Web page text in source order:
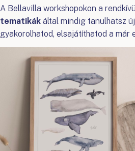
A Bellavilla workshopokon a
tematikák által mindig tanulhatsz
gyakorolhatod, elsajátíthatod a már